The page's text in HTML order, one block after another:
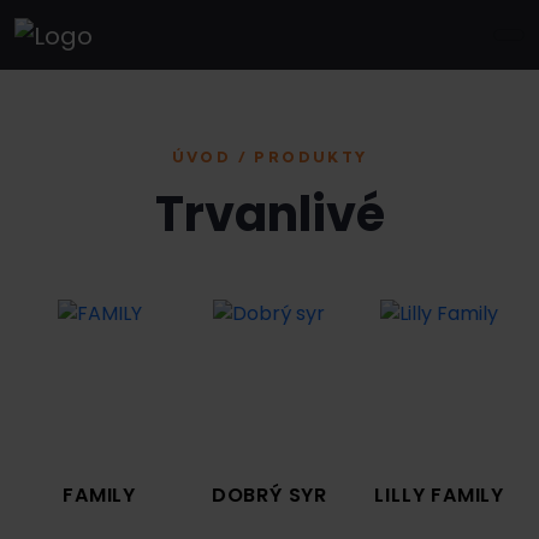
ÚVOD / PRODUKTY
Trvanlivé
FAMILY DOBRÝ SYR LILLY FAMILY